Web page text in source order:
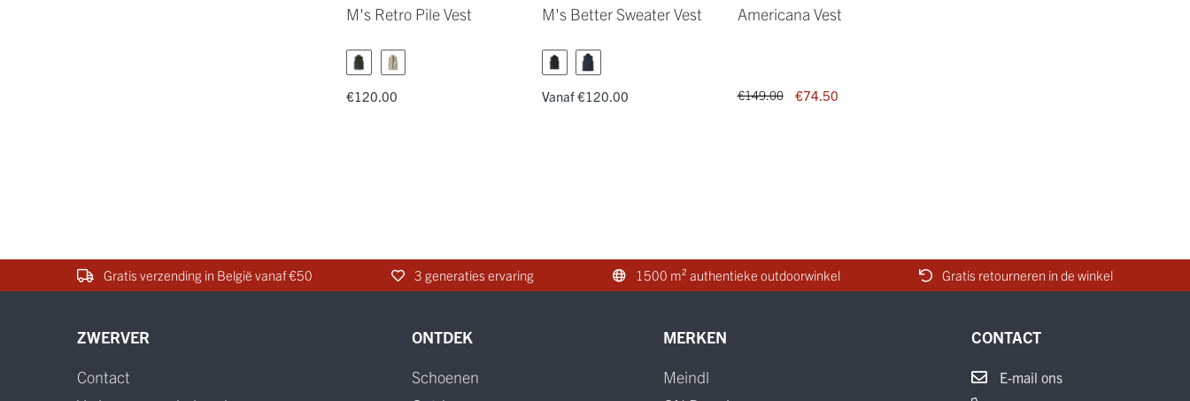
M's Retro Pile Vest
€120.00
M's Better Sweater Vest
Vanaf €120.00
Americana Vest
€149.00 €74.50
Gratis verzending in België vanaf €50 3 generaties ervaring 1500 m² authentieke outdoorwinkel Gratis retourneren in de winkel
ZWERVER
Contact
ONTDEK
Schoenen
MERKEN
Meindl
CONTACT
E-mail ons